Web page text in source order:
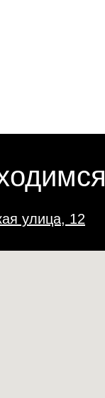
улица, 12